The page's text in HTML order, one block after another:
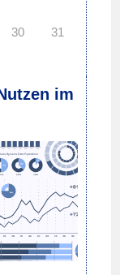
30 31
im